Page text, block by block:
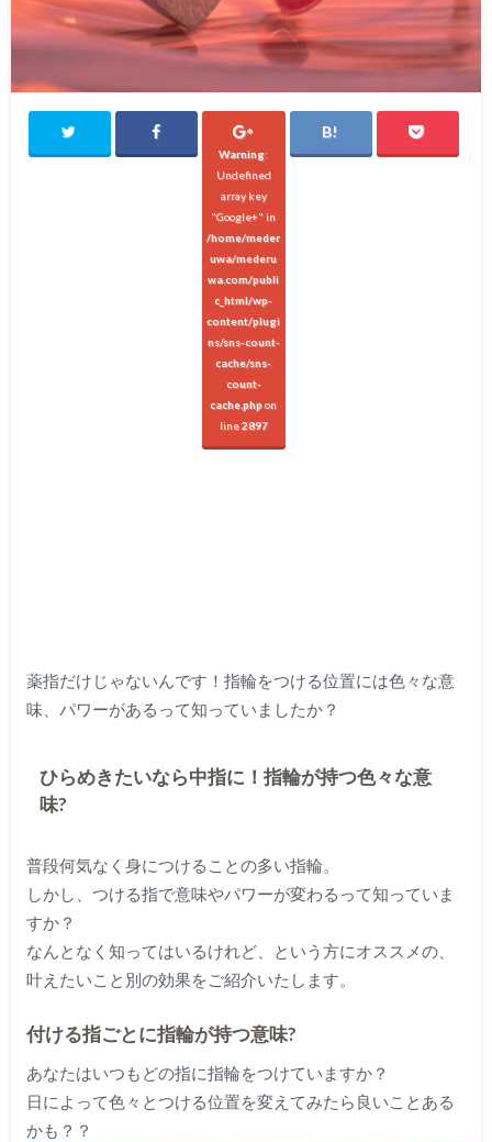
Warning:
Undefined
array key
"Google+" in
/home/meder
uwa/mederu
wa.com/publi
c_html/wp-
content/plugi
ns/sns-count-
cache/sns-
count-
cache.phpon
line2897
薬指だけじゃないんです！指輪をつける位置には色々な意
味、パワーがあるって知っていましたか？
ひらめきたいなら中指に！指輪が持つ色々な意
味?
普段何気なく身につけることの多い指輪。
しかし、つける指で意味やパワーが変わるって知っていま
すか？
なんとなく知ってはいるけれど、という方にオススメの、
叶えたいこと別の効果をご紹介いたします。
付ける指ごとに指輪が持つ意味?
あなたはいつもどの指に指輪をつけていますか？
日によって色々とつける位置を変えてみたら良いことある
かも？？